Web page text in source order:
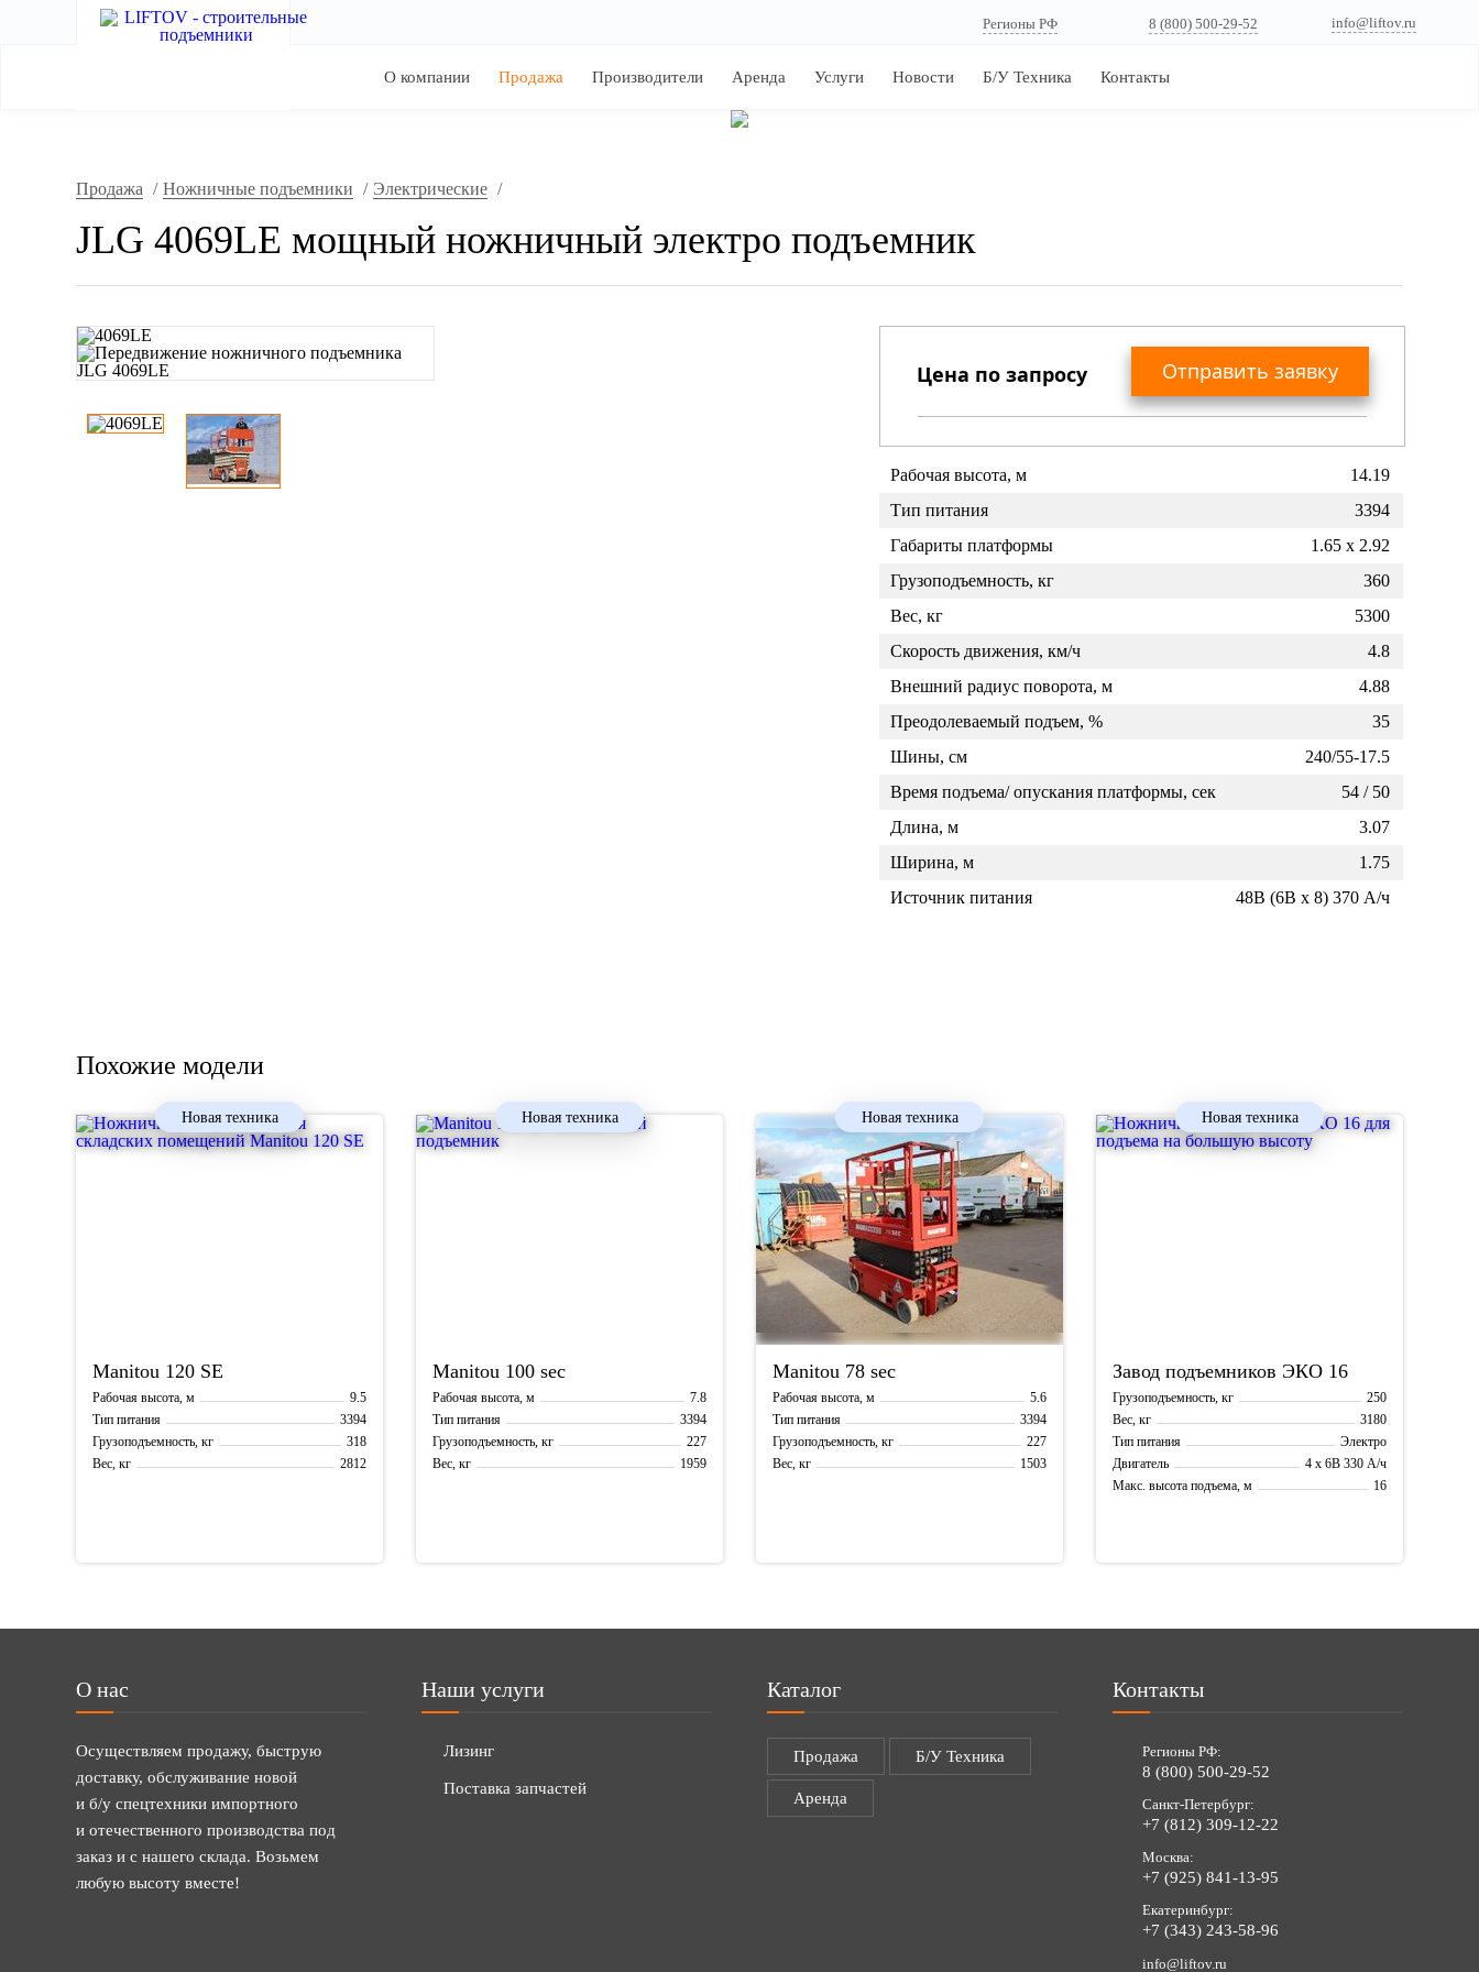
8 (800) 500-29-52
Регионы РФ info@liftov.ru
О компании Продажа Производители Аренда Услуги Новости Б/У Техника Контакты
Продажа / Ножничные подъемники / Электрические /
JLG 4069LE мощный ножничный электро подъемник
Цена по запросу Отправить заявку
Вы получите коммерческое предложение
с актуальными ценами, сроками поставки,
гарантийному и сервисному
обслуживанию приобретаемой у нас
техники.
Рабочая высота, м
14.19
Тип питания
3394
Габариты платформы
1.65 x 2.92
Грузоподъемность, кг
360
Вес, кг
5300
Скорость движения, км/ч
4.8
Внешний радиус поворота, м
4.88
Преодолеваемый подъем, %
35
Шины, см
240/55-17.5
Время подъема/ опускания платформы, сек
54 / 50
Длина, м
3.07
Ширина, м
1.75
Источник питания
48В (6В x 8) 370 А/ч
Похожие модели
Новая техника
Manitou 120 SE
Рабочая высота, м
9.5
Тип питания
3394
Грузоподъемность, кг
318
Вес, кг
2812
Новая техника
Manitou 100 sec
Рабочая высота, м
7.8
Тип питания
3394
Грузоподъемность, кг
227
Вес, кг
1959
Новая техника
Manitou 78 sec
Рабочая высота, м
5.6
Тип питания
3394
Грузоподъемность, кг
227
Вес, кг
1503
Новая техника
Завод подъемников ЭКО 16
Грузоподъемность, кг
250
Вес, кг
3180
Тип питания
Электро
Двигатель
4 х 6В 330 А/ч
Макс. высота подъема, м
16
О нас
Осуществляем продажу, быструю
доставку, обслуживание новой
и б/у спецтехники импортного
и отечественного производства под
заказ и с нашего склада. Возьмем
любую высоту вместе!
Наши услуги
Лизинг
Поставка запчастей
Каталог
Продажа Б/У Техника
Аренда
Контакты
Регионы РФ:
8 (800) 500-29-52
Санкт-Петербург:
+7 (812) 309-12-22
Москва:
+7 (925) 841-13-95
Екатеринбург:
+7 (343) 243-58-96
info@liftov.ru